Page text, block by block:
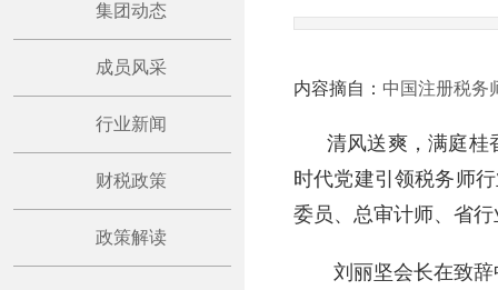
内容摘自： 中国注册税务
清风送爽，满庭桂
时代党建引领税务师
委员、总审计师、省
刘丽坚会长在致辞
集团动态
成员风采
行业新闻
财税政策
政策解读